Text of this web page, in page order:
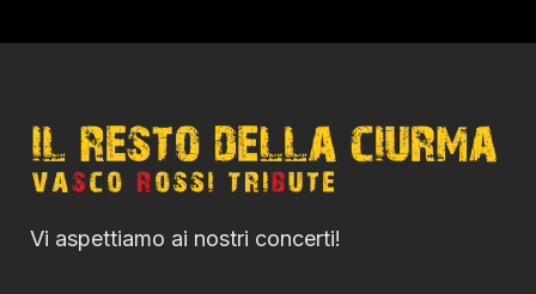
Vi aspettiamo ai nostri concerti!